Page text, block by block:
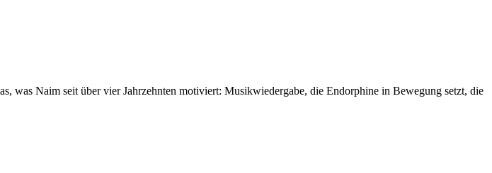
was Naim seit über vier Jahrzehnten motiviert: Musikwiedergabe, die Endorphine in Bewegung setzt, die